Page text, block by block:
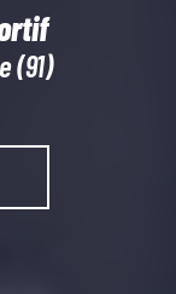
(91)